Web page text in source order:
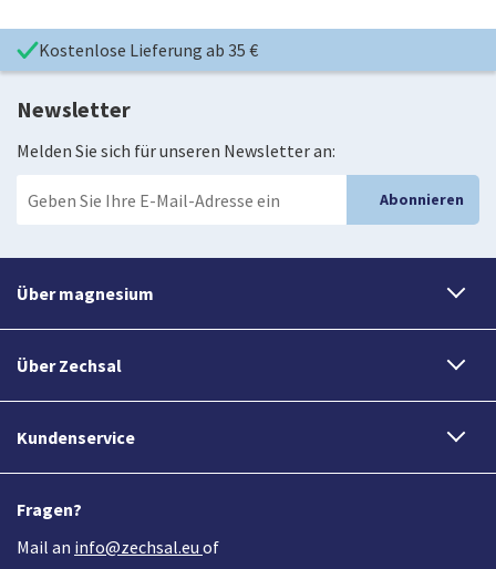
Kostenlose Lieferung ab 35 €
Über magnesium
Über Zechsal
Kundenservice
Fragen?
Mail an info@zechsal.eu of
Newsletter
Melden Sie sich für unseren Newsletter an:
Abonnieren